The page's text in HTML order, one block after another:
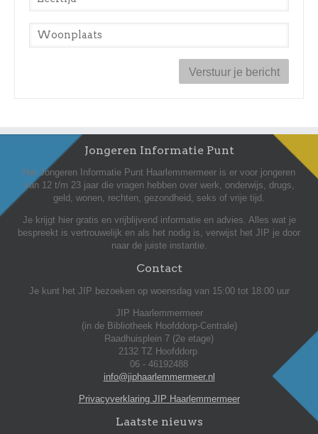
Woonplaats
Jongeren Informatie Punt
Het Jongeren Informatie Punt Haarlemmermeer is er voor jongeren
van 12 t/m 23 jaar die vragen hebben over werk, onderwijs, drugs,
geld, wonen, rechten, gezondheid, seks of vrije tijd.
Je krijgt hier gratis en vrijblijvend informatie en advies. Alles wat je
bespreekt is vertrouwelijk en als het nodig is, verwijst het JIP je door
naar de juiste instantie.
Contact
Je kunt het JIP bezoeken op woensdag van 15:00 tot 18:00 uur
JIP Haarlemmermeer
(in de Bibliotheek Hoofddorp-Centrale)
Raadhuisplein 7 (2e etage)
2132 TZ Hoofddorp
06 - 46192488
info@jiphaarlemmermeer.nl
Privacyverklaring JIP Haarlemmermeer
Laatste nieuws